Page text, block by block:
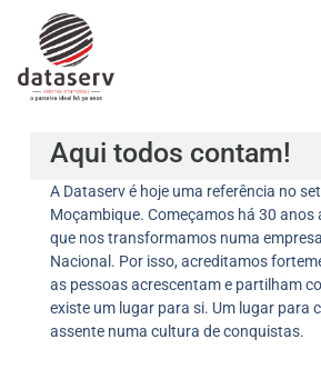
Aqui todos contam!
A Dataserv é hoje uma referência no
Moçambique. Começamos há 30 anos
que nos transformamos numa
Nacional. Por isso, acreditamos
as pessoas acrescentam e partilham
existe um lugar para si. Um lugar para
assente numa cultura de conquistas.